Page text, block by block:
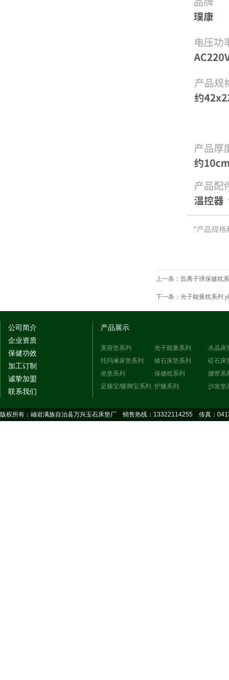
上一条： 负离子球保健枕
下一条： 光子能量枕系列
公司简介
企业资质
保健功效
加工订制
诚挚加盟
联系我们
产品展示
美容垫系列 光子能量系列
水晶床
托玛琳床垫系列
锗石床垫系列
砭石床
坐垫系列
保健枕系列
腰带系
足膝宝/暖脚宝系列
护膝系列 沙发垫
版权所有：岫岩满族自治县万兴玉石床垫厂 销售热线：13322114255 传真：